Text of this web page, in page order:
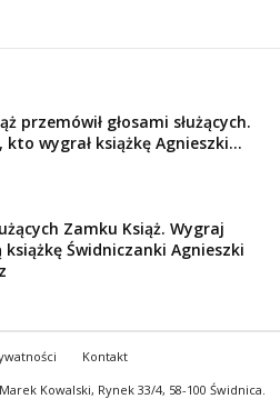
przemówił głosami służących.
kto wygrał książkę Agnieszki...
Zamku Książ. Wygraj
książkę Świdniczanki Agnieszki
Kontakt
Kowalski, Rynek 33/4, 58-100 Świdnica.